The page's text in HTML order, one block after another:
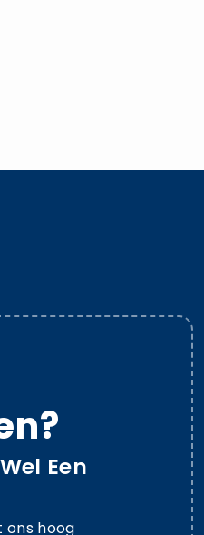
Een
ons hoog